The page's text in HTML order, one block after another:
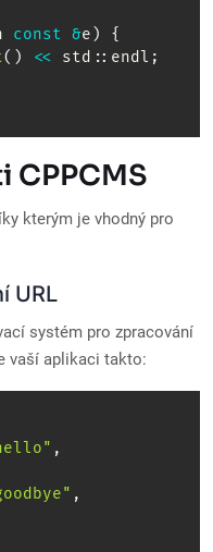
const &e )
{
( ) << std :: endl ;
CPPCMS
kterým je vhodný pro
URL
systém pro zpracování
vaší aplikaci takto:
,
,